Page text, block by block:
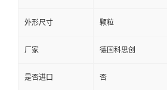
外形尺寸 颗粒
厂家 德国科思创
是否进口 否